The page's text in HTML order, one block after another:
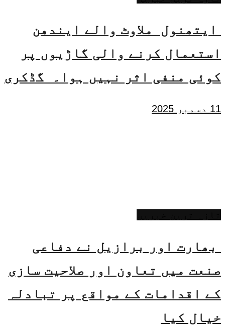
ایتھنول ملاوٹ والے ایندھن
استعمال کرنے والی گاڑیوں پر
کوئی منفی اثر نہیں ہوا۔ گڈکری
11 دسمبر 2025
بھارت اور برازیل نے دفاعی
صنعت میں تعاون اور صلاحیت سازی
کے اقدامات کے مواقع پر تبادلہ
خیال کیا